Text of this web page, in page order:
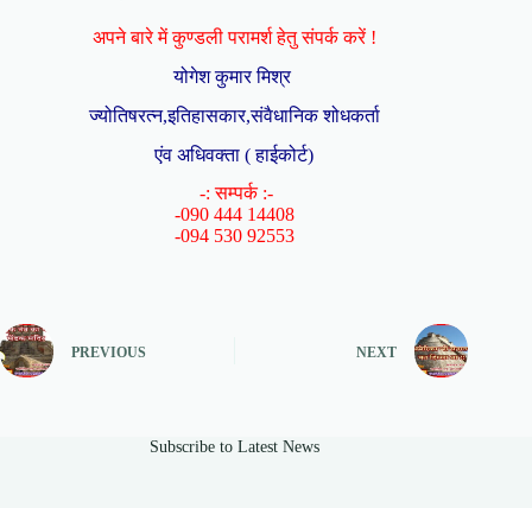
अपने बारे में कुण्डली परामर्श हेतु संपर्क करें !
योगेश कुमार मिश्र
ज्योतिषरत्न,इतिहासकार,संवैधानिक शोधकर्ता
एंव अधिवक्ता ( हाईकोर्ट)
-: सम्पर्क :-
-090 444 14408
-094 530 92553
PREVIOUS NEXT
Subscribe to Latest News